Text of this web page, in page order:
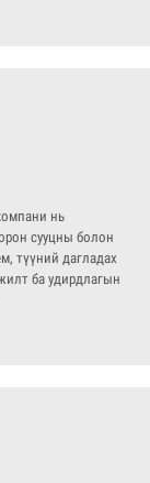
нь
сууцны болон
түүний дагладах
ба удирдлагын